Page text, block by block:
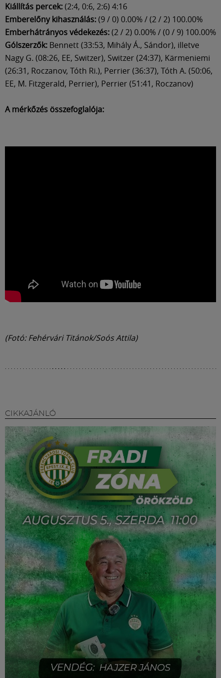
Kiállítás percek:(2:4, 0:6, 2:6) 4:16
Emberelőny kihasználás:(9 / 0) 0.00% / (2 / 2) 100.00%
Emberhátrányos védekezés:(2 / 2) 0.00% / (0 / 9) 100.00%
Gólszerzők: Bennett (33:53, Mihály Á., Sándor), illetve
Nagy G. (08:26, EE, Switzer), Switzer (24:37), Kärmeniemi
(26:31, Roczanov, Tóth Ri.), Perrier (36:37), Tóth A. (50:06,
EE, M. Fitzgerald, Perrier), Perrier (51:41, Roczanov)
A mérkőzés összefoglalója:
(Fotó: Fehérvári Titánok/Soós Attila)
CIKKAJÁNLÓ